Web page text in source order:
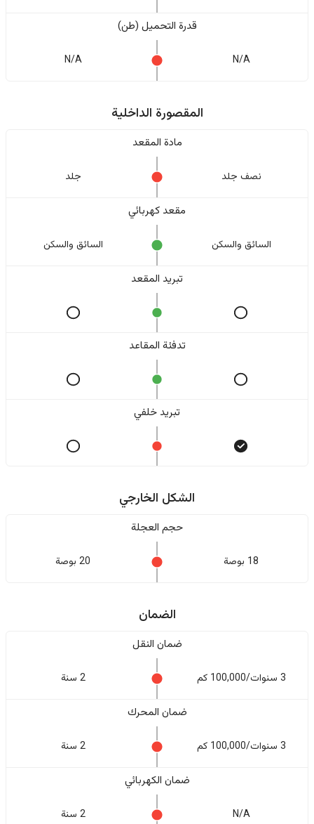
قدرة التحميل (طن)
N/A
N/A
المقصورة الداخلية
مادة المقعد
نصف جلد جلد
مقعد كهربائي
السائق والسکن السائق والسکن
تبريد المقعد
تدفئة المقاعد
تبريد خلفي
الشكل الخارجي
حجم العجلة
18 بوصة 20 بوصة
الضمان
ضمان النقل
3 سنوات/100,000 كم 2 سنة
ضمان المحرك
3 سنوات/100,000 كم 2 سنة
ضمان الكهربائي
N/A 2 سنة